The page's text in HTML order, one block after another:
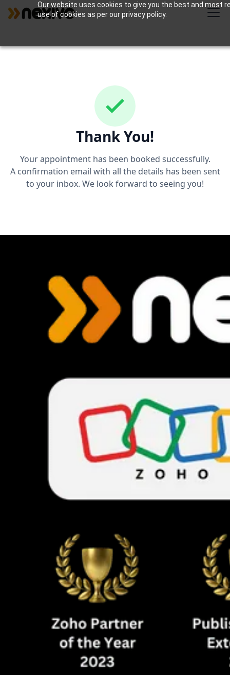
Our website uses cookies to give you the best and most
use of cookies as per our privacy policy.
Thank You!
Your appointment has been booked successfully.
A confirmation email with all the details has been sent
to your inbox. We look forward to seeing you!